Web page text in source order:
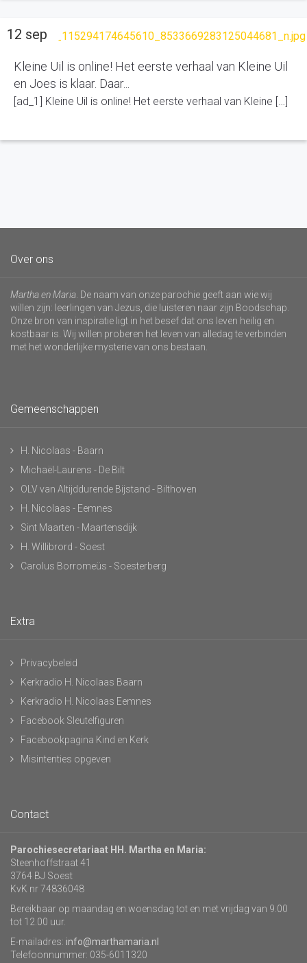
Kleine Uil is online! Het eerste verhaal van Kleine Uil
en Joes is klaar. Daar...
[ad_1] Kleine Uil is online! Het eerste verhaal van Kleine […]
12 sep
Over ons
Martha en Maria . De naam van onze parochie geeft aan wie wij
willen zijn: leerlingen van Jezus, die luisteren naar zijn Boodschap.
Onze bron van inspiratie ligt in het besef dat ons leven heilig en
kostbaar is. Wij willen proberen het leven van alledag te verbinden
met het wonderlijke mysterie van ons bestaan.
Gemeenschappen
H. Nicolaas - Baarn
Michaël-Laurens - De Bilt
OLV van Altijddurende Bijstand - Bilthoven
H. Nicolaas - Eemnes
Sint Maarten - Maartensdijk
H. Willibrord - Soest
Carolus Borromeüs - Soesterberg
Extra
Privacybeleid
Kerkradio H. Nicolaas Baarn
Kerkradio H. Nicolaas Eemnes
Facebook Sleutelfiguren
Facebookpagina Kind en Kerk
Misintenties opgeven
Contact
Parochiesecretariaat HH. Martha en Maria:
Steenhoffstraat 41
3764 BJ Soest
KvK nr 74836048
Bereikbaar op maandag en woensdag tot en met vrijdag van 9.00
tot 12.00 uur.
E-mailadres: info@marthamaria.nl
Telefoonnummer: 035-6011320